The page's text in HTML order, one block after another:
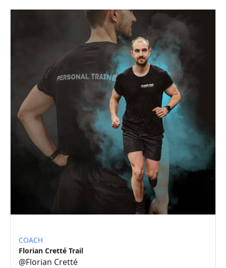
COACH
Florian Cretté Trail
@Florian Cretté